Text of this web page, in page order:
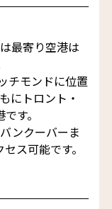
最寄り空港は
チモンドに位置
にトロント・
す。
ンクーバーま
ス可能です。